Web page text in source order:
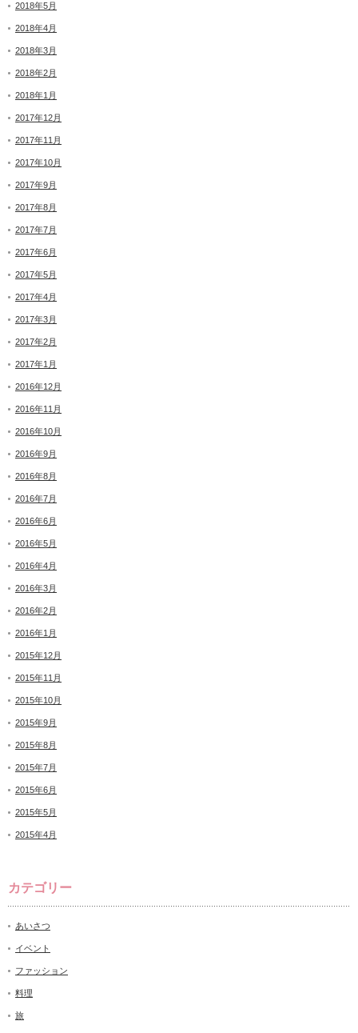
2018年5月
2018年4月
2018年3月
2018年2月
2018年1月
2017年12月
2017年11月
2017年10月
2017年9月
2017年8月
2017年7月
2017年6月
2017年5月
2017年4月
2017年3月
2017年2月
2017年1月
2016年12月
2016年11月
2016年10月
2016年9月
2016年8月
2016年7月
2016年6月
2016年5月
2016年4月
2016年3月
2016年2月
2016年1月
2015年12月
2015年11月
2015年10月
2015年9月
2015年8月
2015年7月
2015年6月
2015年5月
2015年4月
カテゴリー
あいさつ
イベント
ファッション
料理
旅